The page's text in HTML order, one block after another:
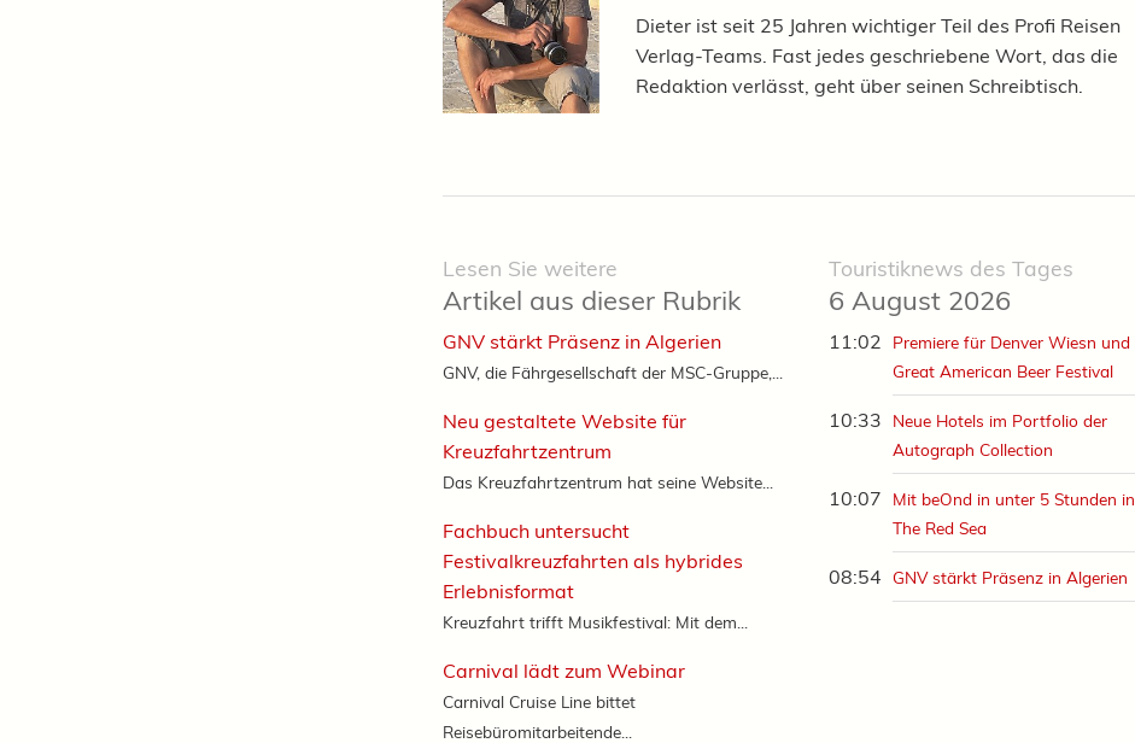
Dieter ist seit 25 Jahren wichtiger Teil des Profi Reisen
Verlag-Teams. Fast jedes geschriebene Wort, das die
Redaktion verlässt, geht über seinen Schreibtisch.
Touristiknews des Tages
6 August 2026
11:02
Premiere für Denver Wiesn und
Great American Beer Festival
10:33
Neue Hotels im Portfolio der
Autograph Collection
10:07
Mit beOnd in unter 5 Stunden in
The Red Sea
08:54 GNV stärkt Präsenz in Algerien
Lesen Sie weitere
Artikel aus dieser Rubrik
GNV stärkt Präsenz in Algerien
GNV, die Fährgesellschaft der MSC-Gruppe,...
Neu gestaltete Website für
Kreuzfahrtzentrum
Das Kreuzfahrtzentrum hat seine Website...
Fachbuch untersucht
Festivalkreuzfahrten als hybrides
Erlebnisformat
Kreuzfahrt trifft Musikfestival: Mit dem...
Carnival lädt zum Webinar
Carnival Cruise Line bittet
Reisebüromitarbeitende...